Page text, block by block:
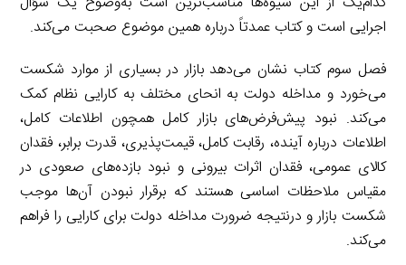
اجرایی است و کتاب عمدتاً درباره همین موضوع صحبت می‌کند.
فصل سوم کتاب نشان می‌دهد بازار در بسیاری از موارد شکست
می‌خورد و مداخله دولت به انحای مختلف به کارایی نظام کمک
می‌کند. نبود پیش‌فرض‌های بازار کامل همچون اطلاعات کامل،
اطلاعات درباره آینده، رقابت کامل، قیمت‌پذیری، قدرت برابر، فقدان
کالای عمومی، فقدان اثرات بیرونی و نبود بازده‌های صعودی در
مقیاس ملاحظات اساسی هستند که برقرار نبودن آن‌ها موجب
شکست بازار و درنتیجه ضرورت مداخله دولت برای کارایی را فراهم
می‌کند.